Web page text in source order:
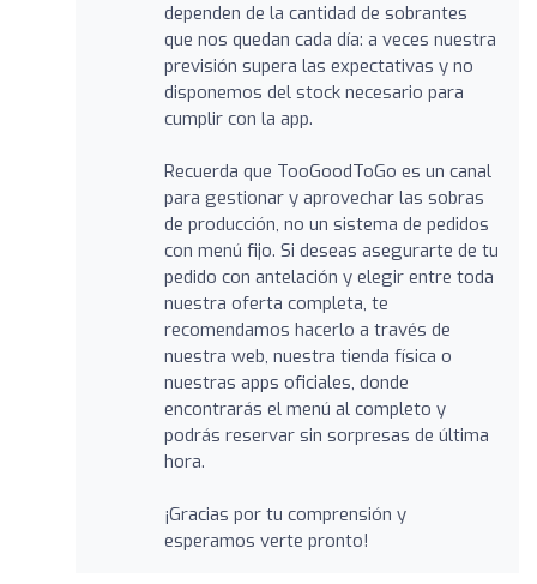
dependen de la cantidad de sobrantes
que nos quedan cada día: a veces nuestra
previsión supera las expectativas y no
disponemos del stock necesario para
cumplir con la app.
Recuerda que TooGoodToGo es un canal
para gestionar y aprovechar las sobras
de producción, no un sistema de pedidos
con menú fijo. Si deseas asegurarte de tu
pedido con antelación y elegir entre toda
nuestra oferta completa, te
recomendamos hacerlo a través de
nuestra web, nuestra tienda física o
nuestras apps oficiales, donde
encontrarás el menú al completo y
podrás reservar sin sorpresas de última
hora.
¡Gracias por tu comprensión y
esperamos verte pronto!